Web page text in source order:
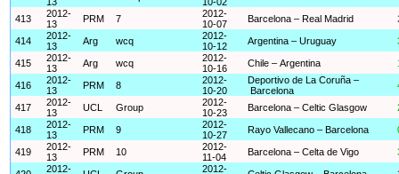
413
2012-
13
PRM 7
2012-
10-07
Barcelona – Real Madrid
414
2012-
13
Arg wcq
2012-
10-12
Argentina – Uruguay
415
2012-
13
Arg wcq
2012-
10-16
Chile – Argentina
416
2012-
13
PRM 8
2012-
10-20
Deportivo de La Coruña –
Barcelona
417
2012-
13
UCL Group
2012-
10-23
Barcelona – Celtic Glasgow
418
2012-
13
PRM 9
2012-
10-27
Rayo Vallecano – Barcelona
419
2012-
13
PRM 10
2012-
11-04
Barcelona – Celta de Vigo
2012-
2012-